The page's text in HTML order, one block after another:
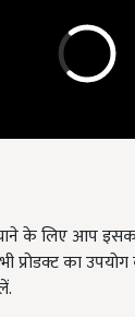
के लिए आप
प्रोडक्ट का